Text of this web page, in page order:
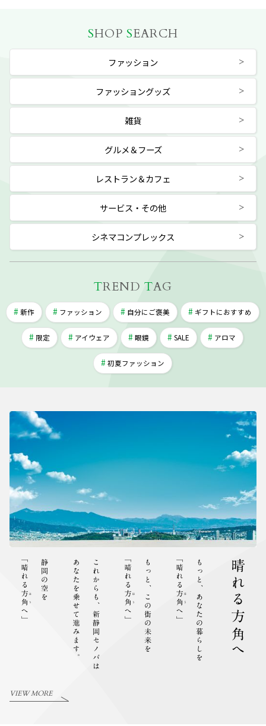
SHOP SEARCH
ファッション
ファッショングッズ
雑貨
グルメ＆フーズ
レストラン＆カフェ
サービス・その他
シネマコンプレックス
TREND TAG
新作 ファッション 自分にご褒美 ギフトにおすすめ
限定 アイウェア 眼鏡 SALE アロマ
初夏ファッション
VIEW MORE